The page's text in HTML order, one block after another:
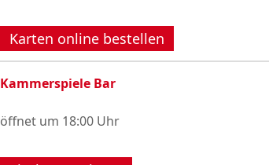
Karten online bestellen
Kammerspiele Bar
öffnet um 18:00 Uhr